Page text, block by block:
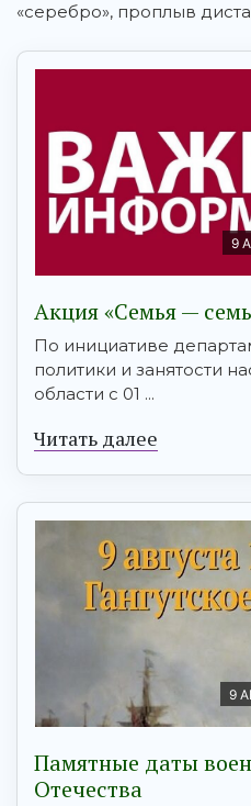
«серебро», проплыв
9
Акция «Семья —
По инициативе
политики и занятости
области с 01 ...
Читать далее
9
Памятные даты
Отечества